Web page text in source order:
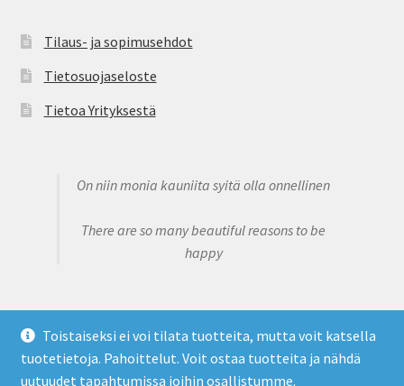
Toistaiseksi ei voi tilata tuotteita, mutta voit katsella
tuotetietoja. Pahoittelut. Voit ostaa tuotteita ja nähdä
uutuudet tapahtumissa joihin osallistumme.
Tilaus- ja sopimusehdot
Tietosuojaseloste
Tietoa Yrityksestä
On niin monia kauniita syitä olla onnellinen
There are so many beautiful reasons to be
happy
© Claire's Sweet Bowtique 2026